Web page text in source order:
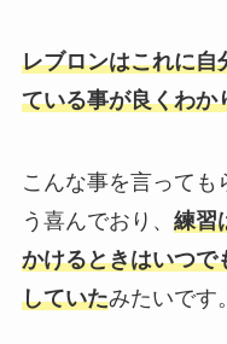
レブロンはこれに自
ている事が良くわか
こんな事を言っても
う喜んでおり、 練習
かけるときはいつで
していたみたいです。